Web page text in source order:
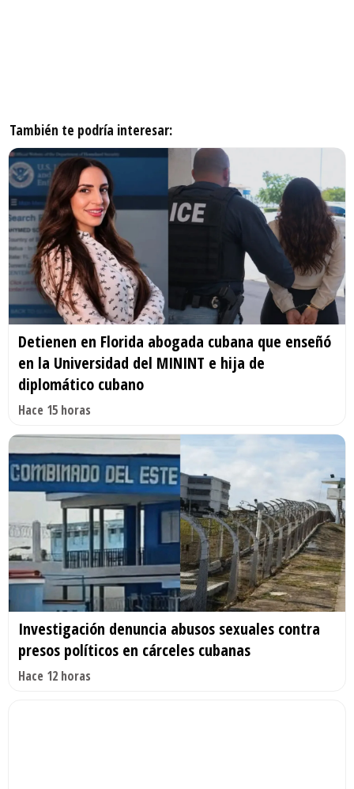
También te podría interesar:
Detienen en Florida abogada cubana que enseñó
en la Universidad del MININT e hija de
diplomático cubano
Hace 15 horas
Investigación denuncia abusos sexuales contra
presos políticos en cárceles cubanas
Hace 12 horas